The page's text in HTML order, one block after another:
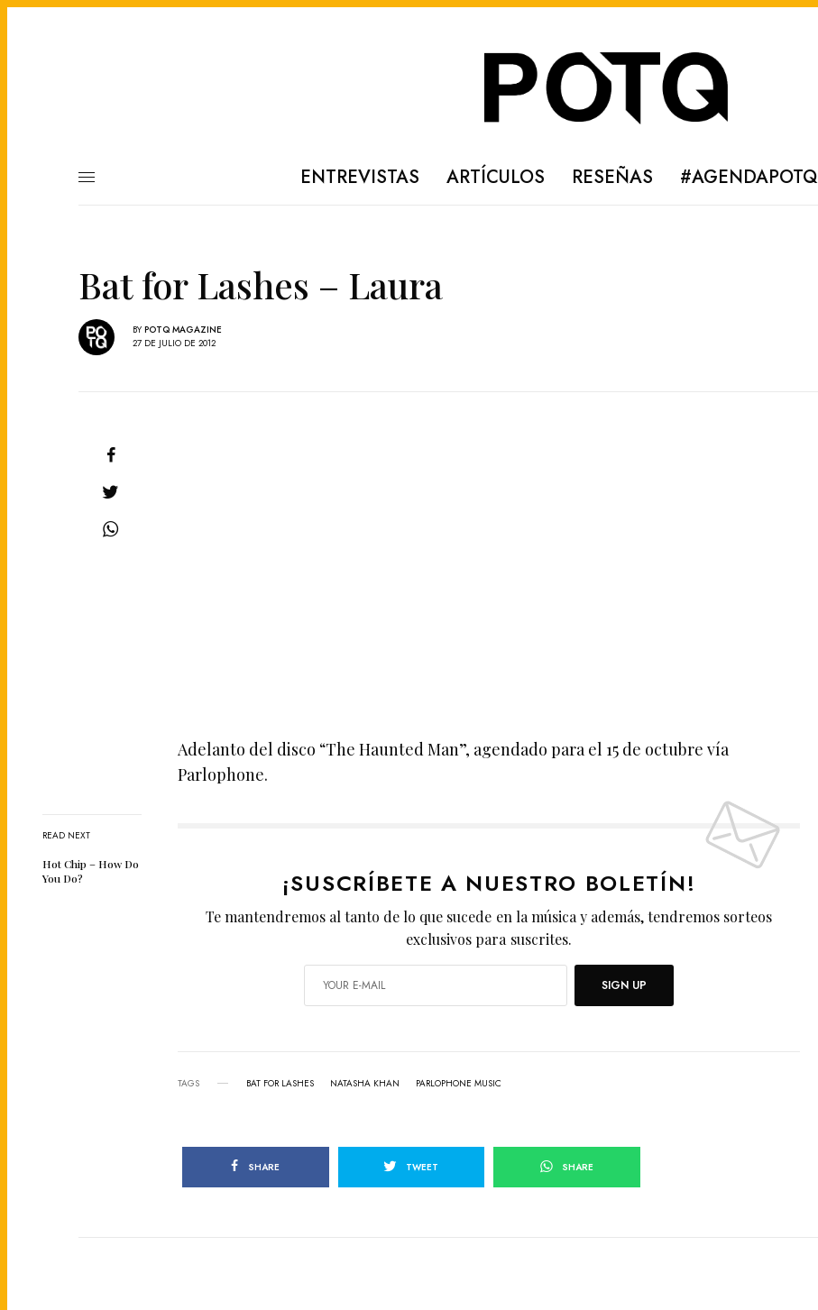
ENTREVISTAS ARTÍCULOS RESEÑAS #AGENDAPOTQ
Bat for Lashes – Laura
BY POTQ MAGAZINE
27 DE JULIO DE 2012
READ NEXT
Hot Chip – How Do
You Do?
Adelanto del disco “The Haunted Man”, agendado para el 15 de octubre vía
Parlophone.
¡SUSCRÍBETE A NUESTRO BOLETÍN!
Te mantendremos al tanto de lo que sucede en la música y además, tendremos sorteos
exclusivos para suscrites.
SIGN UP
TAGS BAT FOR LASHES NATASHA KHAN PARLOPHONE MUSIC
SHARE TWEET SHARE